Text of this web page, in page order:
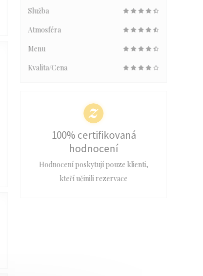
Služba
Atmosféra
Menu
Kvalita/Cena
100% certifikovaná
hodnocení
Hodnocení poskytují pouze klienti,
kteří učinili rezervace